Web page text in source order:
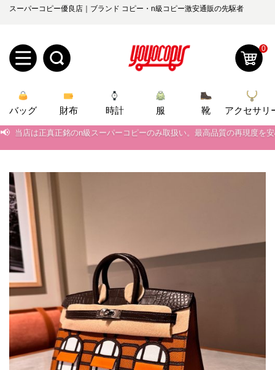
スーパーコピー優良店｜ブランド コピー・n級コピー激安通販の先駆者
規
ユ
ザ
ー
登
ロ
グ
ン
オ
ー
ダ
ー
管
理
お
知
ら
せ
yoyocopys@gmail.com
2026人気特集
バッグ
財布
時計
服
ズボン
衣装セット
靴
住まい用品
アクセサリー
ベルト
スカーフ
アイフォーンケ
ース
小物
0
バッグ 財布 時計 服 靴 アクセサリ
📢 当店は正真正銘のn級スーパーコピーのみ取扱い。最高品質の再現度を
📢 2026春の新作続々更新中！期間中のご注文でお得な割引をご利用いただ
📢 当店は正真正銘のn級スーパーコピーのみ取扱い。最高品質の再現度を
📢 2026春の新作続々更新中！期間中のご注文でお得な割引をご利用いただ
📢 新作入荷！ルイ・ヴィトンスーパーコピー バッグ最新モデルが登場。